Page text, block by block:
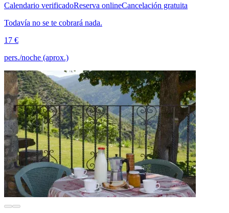
Calendario verificadoReserva onlineCancelación gratuita
Todavía no se te cobrará nada.
17 €
pers./noche (aprox.)